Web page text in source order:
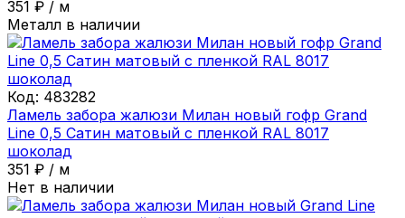
351 ₽ / м
Металл в наличии
Код: 483282
Ламель забора жалюзи Милан новый гофр Grand
Line 0,5 Сатин матовый с пленкой RAL 8017
шоколад
351 ₽ / м
Нет в наличии